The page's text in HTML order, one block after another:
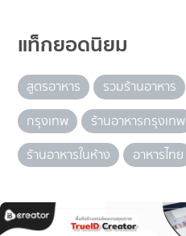
แท็กยอดนิยม
สูตรอาหาร รวมร้านอาหาร
กรุงเทพ
ร้านอาหารกรุงเทพ
ร้านอาหารในห้าง
อาหารไทย